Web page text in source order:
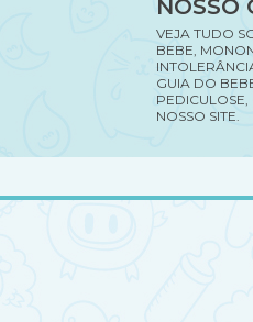
NOSSO
VEJA TUDO
BEBE,
GUIA DO
PEDICULOSE,
NOSSO SITE.